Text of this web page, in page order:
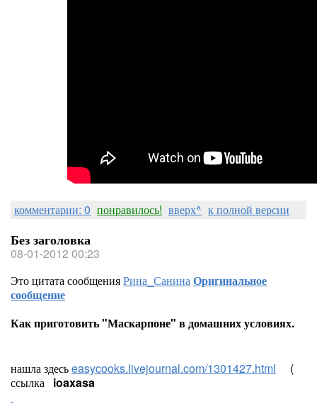
комментарии: 0 понравилось! вверх^ к полной версии
Без заголовка
08-01-2012 00:23
Это цитата сообщенияРина_СанинаОригинальное
сообщение
Как приготовить "Маскарпоне" в домашних условиях.
нашла здесьeasycooks.livejournal.com/1301427.html (
ссылка ioaxasa